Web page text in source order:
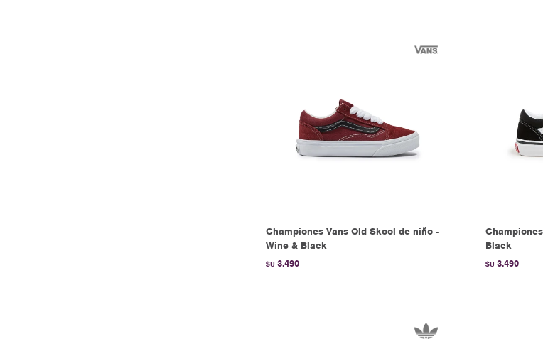
Championes Vans Old Skool de niño -
Wine & Black
$U 3.490
Black
$U 3.490